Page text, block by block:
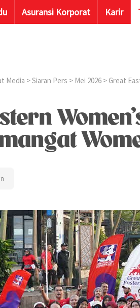
Asuransi Korporat Karir
Media >Siaran Pers > Mei 2026 > Great